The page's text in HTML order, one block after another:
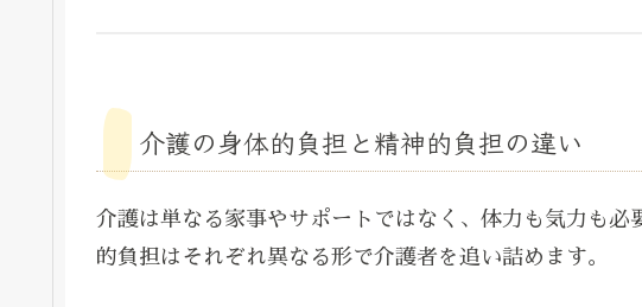
介護の身体的負担と精神的負担の違い
介護は単なる家事やサポートではなく、体力も気力も
的負担はそれぞれ異なる形で介護者を追い詰めます。